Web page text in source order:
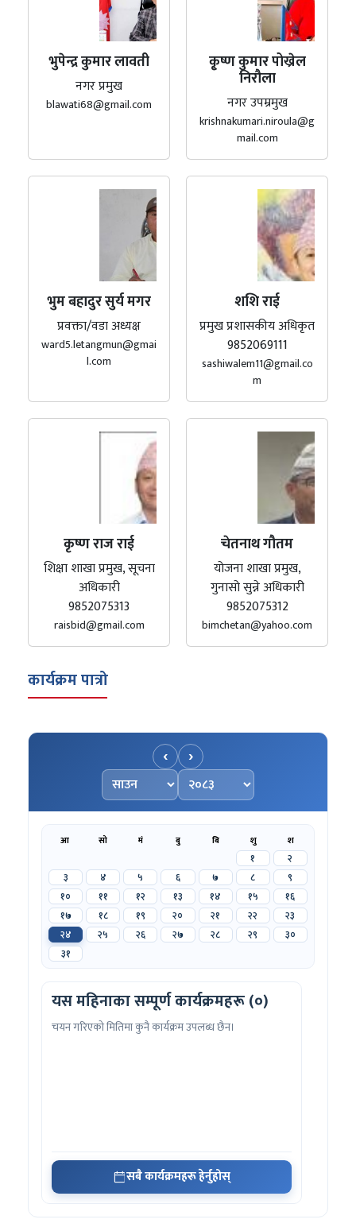
भुपेन्द्र कुमार लावती
नगर प्रमुख
blawati68@gmail.com
कृ्ष्ण कुमार पोख्रेल
निरौला
नगर उपम्रमुख
krishnakumari.niroula@g
mail.com
भुम बहादुर सुर्य मगर
प्रवक्ता/वडा अध्यक्ष
ward5.letangmun@gmai
l.com
शशि राई
प्रमुख प्रशासकीय अधिकृत
9852069111
sashiwalem11@gmail.co
m
कृष्ण राज राई
शिक्षा शाखा प्रमुख, सूचना
अधिकारी
9852075313
raisbid@gmail.com
चेतनाथ गौतम
योजना शाखा प्रमुख,
गुनासो सुन्ने अधिकारी
9852075312
bimchetan@yahoo.com
कार्यक्रम पात्रो
‹
महिना चयन गर्नुहोस्
वर्ष चयन गर्नुहोस्
›
आ सो मं बु बि शु श
१
२
३
४ ५ ६ ७ ८
९
१०
११ १२ १३ १४ १५
१६
१७
१८ १९ २० २१ २२
२३
२४
२५ २६ २७ २८ २९
३०
३१
यस महिनाका सम्पूर्ण कार्यक्रमहरू (०)
चयन गरिएको मितिमा कुनै कार्यक्रम उपलब्ध छैन।
सबै कार्यक्रमहरू हेर्नुहोस्